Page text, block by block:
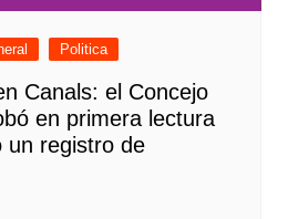
Politica
Canals: el Concejo
en primera lectura
un registro de